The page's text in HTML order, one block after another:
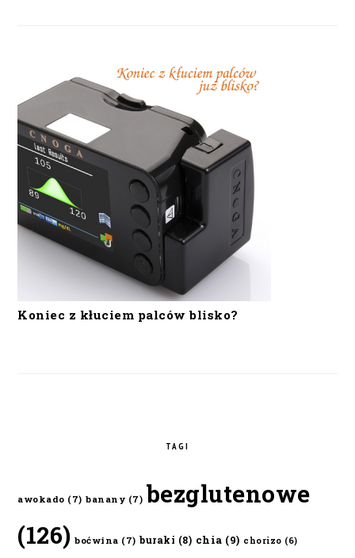
Koniec z kłuciem palców blisko?
TAGI
awokado (7) banany (7) bezglutenowe
(126) boćwina (7) buraki (8) chia (9) chorizo (6)